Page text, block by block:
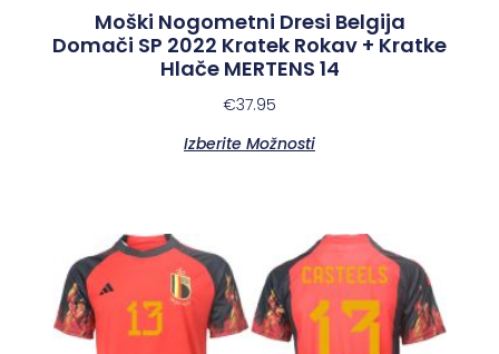
Moški Nogometni Dresi Belgija
Domači SP 2022 Kratek Rokav + Kratke
Hlače MERTENS 14
€37.95
Izberite Možnosti